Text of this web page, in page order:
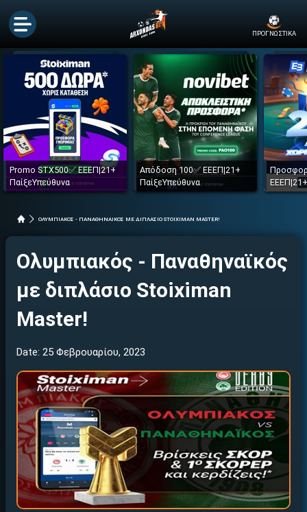
ΠΡΟΓΝΩΣΤΙΚΑ
Promo STX500✅ ΕΕΕΠ|21+
ΠαίξεΥπεύθυνα
Απόδοση 100✅ ΕΕΕΠ|21+
ΠαίξεΥπεύθυνα
ΟΛΥΜΠΙΑΚΟΣ - ΠΑΝΑΘΗΝΑΙΚΟΣ ΜΕ ΔΙΠΛΑΣΙΟ STOIXIMAN MASTER!
Ολυμπιακός - Παναθηναϊκός
με διπλάσιο Stoiximan
Master!
Date: 25 Φεβρουαρίου, 2023